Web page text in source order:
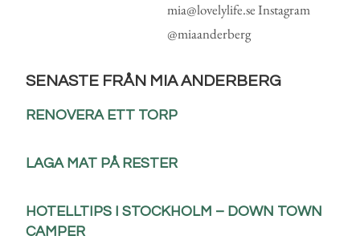
mia@lovelylife.se Instagram
@miaanderberg
SENASTE FRÅN MIA ANDERBERG
RENOVERA ETT TORP
LAGA MAT PÅ RESTER
HOTELLTIPS I STOCKHOLM – DOWN TOWN
CAMPER